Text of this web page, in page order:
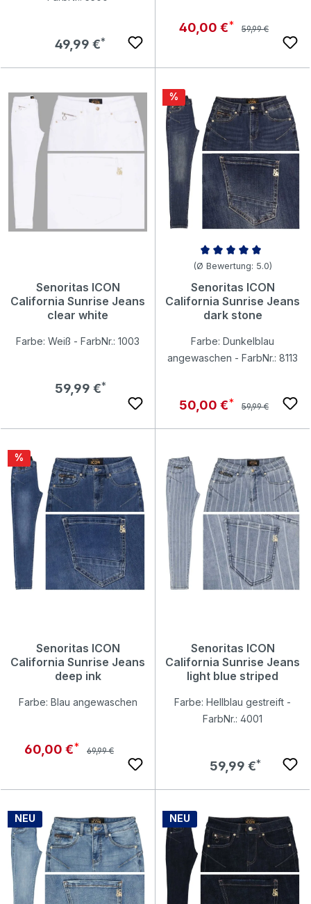
Regulärer Preis:
49,99 €
Verkaufspreis:
40,00 € Regulärer Preis:
59,99 €
Senoritas ICON
California Sunrise Jeans
clear white
Farbe: Weiß - FarbNr.: 1003
Regulärer Preis:
59,99 €
Rabatt
%
Durchschnittliche Bewertung
(Ø Bewertung: 5.0)
Senoritas ICON
California Sunrise Jeans
dark stone
Farbe: Dunkelblau
angewaschen - FarbNr.: 8113
Verkaufspreis:
50,00 € Regulärer Preis:
59,99 €
Rabatt
%
Senoritas ICON
California Sunrise Jeans
deep ink
Farbe: Blau angewaschen
Verkaufspreis:
60,00 € Regulärer Preis:
69,99 €
Senoritas ICON
California Sunrise Jeans
light blue striped
Farbe: Hellblau gestreift -
FarbNr.: 4001
Regulärer Preis:
59,99 €
NEU NEU